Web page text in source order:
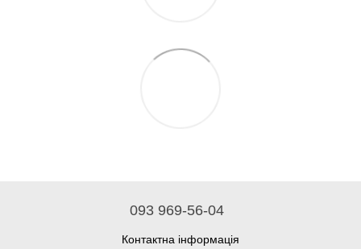
093 969-56-04
Контактна інформація